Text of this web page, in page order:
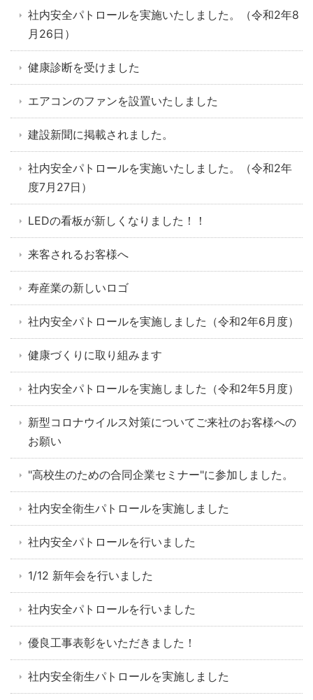
社内安全パトロールを実施いたしました。（令和2年8
月26日）
健康診断を受けました
エアコンのファンを設置いたしました
建設新聞に掲載されました。
社内安全パトロールを実施いたしました。（令和2年
度7月27日）
LEDの看板が新しくなりました！！
来客されるお客様へ
寿産業の新しいロゴ
社内安全パトロールを実施しました（令和2年6月度）
健康づくりに取り組みます
社内安全パトロールを実施しました（令和2年5月度）
新型コロナウイルス対策についてご来社のお客様への
お願い
"高校生のための合同企業セミナー"に参加しました。
社内安全衛生パトロールを実施しました
社内安全パトロールを行いました
1/12 新年会を行いました
社内安全パトロールを行いました
優良工事表彰をいただきました！
社内安全衛生パトロールを実施しました